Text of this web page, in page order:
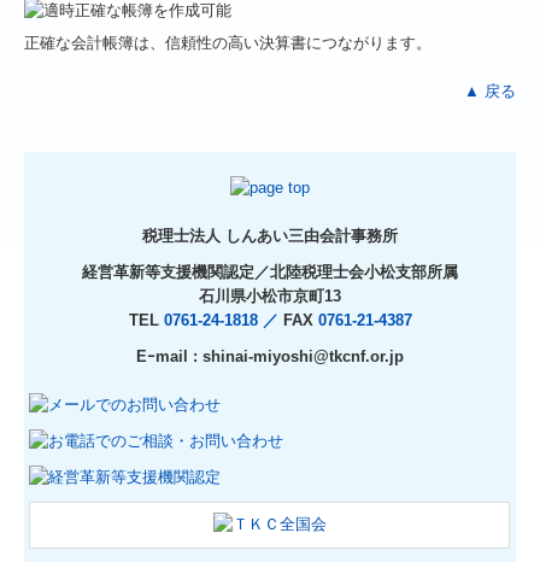
正確な会計帳簿は、信頼性の高い決算書につながります。
▲ 戻る
税理士法人 しんあい三由会計事務所
経営革新等支援機関認定／北陸税理士会小松支部所属
石川県小松市京町13
TEL 0761-24-1818 ／ FAX 0761-21-4387
Eｰmail : shinai-miyoshi@tkcnf.or.jp